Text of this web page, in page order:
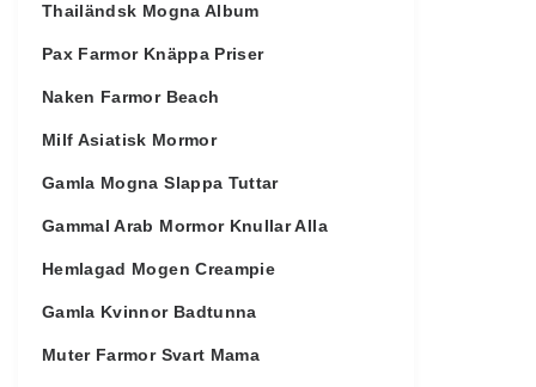
Thailändsk Mogna Album
Pax Farmor Knäppa Priser
Naken Farmor Beach
Milf Asiatisk Mormor
Gamla Mogna Slappa Tuttar
Gammal Arab Mormor Knullar Alla
Hemlagad Mogen Creampie
Gamla Kvinnor Badtunna
Muter Farmor Svart Mama